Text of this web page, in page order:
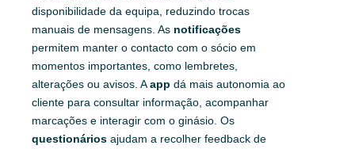
disponibilidade da equipa, reduzindo trocas
manuais de mensagens. As notificações
permitem manter o contacto com o sócio em
momentos importantes, como lembretes,
alterações ou avisos. Aappdá mais autonomia ao
cliente para consultar informação, acompanhar
marcações e interagir com o ginásio. Os
questionáriosajudam a recolher feedback de